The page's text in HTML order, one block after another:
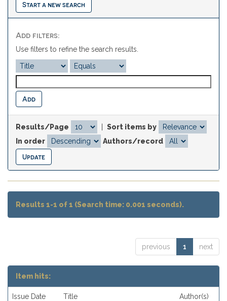
Start a new search
Add filters:
Use filters to refine the search results.
Results/Page
Sort items by
In order
Authors/record
Results 1-1 of 1 (Search time: 0.001 seconds).
previous 1 next
Item hits:
Issue Date Title Author(s)